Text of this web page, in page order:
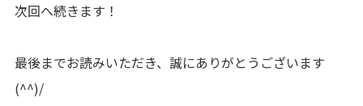
次回へ続きます！
最後までお読みいただき、誠にありがとうございます
(^^)/